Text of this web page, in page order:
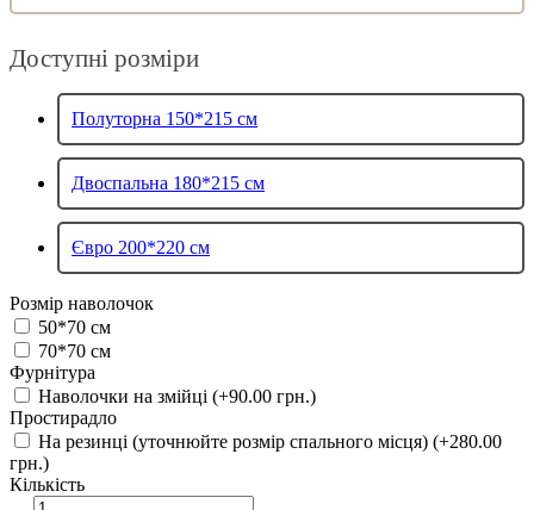
Доступні розміри
Полуторна 150*215 см
Двоспальна 180*215 см
Євро 200*220 см
Розмір наволочок
50*70 см
70*70 см
Фурнітура
Наволочки на змійці (+90.00 грн.)
Простирадло
На резинці (уточнюйте розмір спального місця) (+280.00
грн.)
Кількість